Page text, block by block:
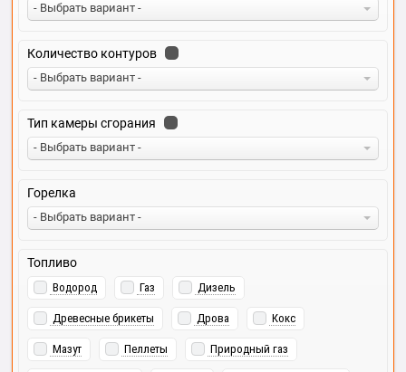
- Выбрать вариант -
Количество контуров
- Выбрать вариант -
Тип камеры сгорания
- Выбрать вариант -
Горелка
- Выбрать вариант -
Топливо
Водород Газ Дизель
Древесные брикеты Дрова Кокс
Мазут Пеллеты Природный газ